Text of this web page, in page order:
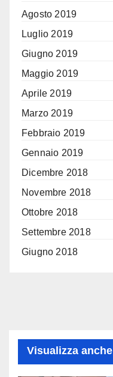
Agosto 2019
Luglio 2019
Giugno 2019
Maggio 2019
Aprile 2019
Marzo 2019
Febbraio 2019
Gennaio 2019
Dicembre 2018
Novembre 2018
Ottobre 2018
Settembre 2018
Giugno 2018
Visualizza anche